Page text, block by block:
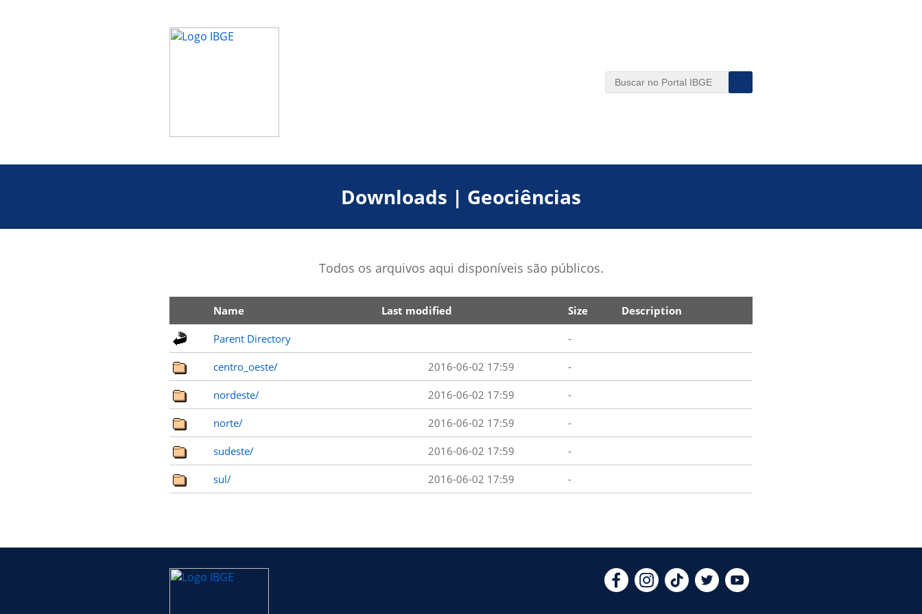
Downloads | Geociências
Todos os arquivos aqui disponíveis são públicos.
Name Last modified Size Description
Parent Directory -
centro_oeste/ 2016-06-02 17:59 -
nordeste/ 2016-06-02 17:59 -
norte/ 2016-06-02 17:59 -
sudeste/ 2016-06-02 17:59 -
sul/ 2016-06-02 17:59 -